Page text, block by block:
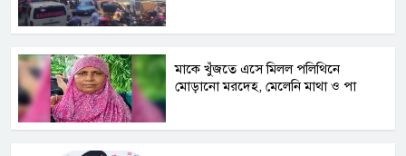
মাকে খুঁজতে এসে মিলল পলিথিনে
মোড়ানো মরদেহ, মেলেনি মাথা ও পা